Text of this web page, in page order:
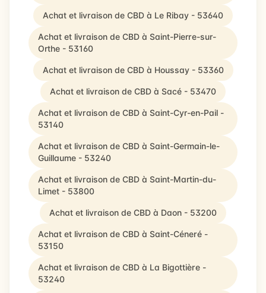
Achat et livraison de CBD à Le Ribay - 53640
Achat et livraison de CBD à Saint-Pierre-sur-
Orthe - 53160
Achat et livraison de CBD à Houssay - 53360
Achat et livraison de CBD à Sacé - 53470
Achat et livraison de CBD à Saint-Cyr-en-Pail -
53140
Achat et livraison de CBD à Saint-Germain-le-
Guillaume - 53240
Achat et livraison de CBD à Saint-Martin-du-
Limet - 53800
Achat et livraison de CBD à Daon - 53200
Achat et livraison de CBD à Saint-Céneré -
53150
Achat et livraison de CBD à La Bigottière -
53240